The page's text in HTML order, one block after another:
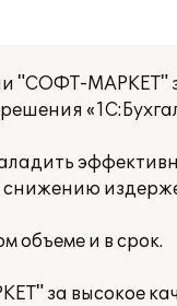
"СОФТ-МАРКЕТ"
снижению
объеме и в срок.
за высокое